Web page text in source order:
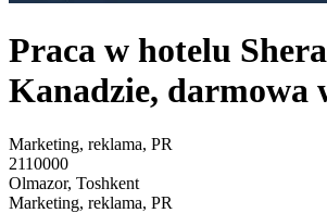
Praca w hotelu
Kanadzie, darmowa
Marketing, reklama, PR
2110000
Olmazor, Toshkent
Marketing, reklama, PR